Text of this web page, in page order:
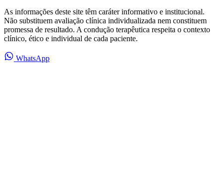
As informações deste site têm caráter informativo e institucional.
Não substituem avaliação clínica individualizada nem constituem
promessa de resultado. A condução terapêutica respeita o contexto
clínico, ético e individual de cada paciente.
WhatsApp